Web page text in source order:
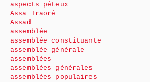
aspects péteux
Assa Traoré
Assad
assemblée
assemblée constituante
assemblée générale
assemblées
assemblées générales
assemblées populaires